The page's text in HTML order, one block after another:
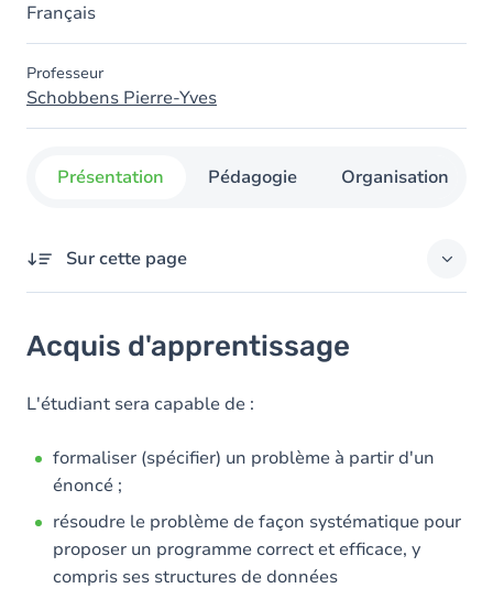
Français
Professeur
Schobbens Pierre-Yves
Présentation Pédagogie Organisation
Sur cette page
Objectifs
Contenu
Table des matières
Acquis d'apprentissage
L'étudiant sera capable de :
formaliser (spécifier) un problème à partir d'un
énoncé ;
résoudre le problème de façon systématique pour
proposer un programme correct et efficace, y
compris ses structures de données